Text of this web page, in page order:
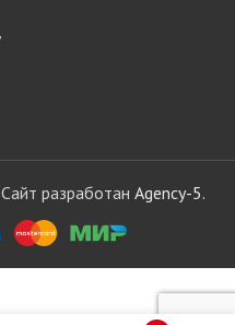
разработан Agency-5.